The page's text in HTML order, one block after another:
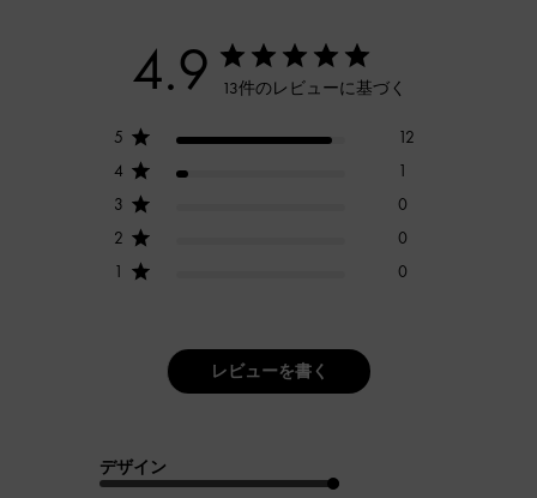
4.9 13件のレビューに基づく
5
12
4
1
3
0
2
0
1
0
レビューを書く
デザイン